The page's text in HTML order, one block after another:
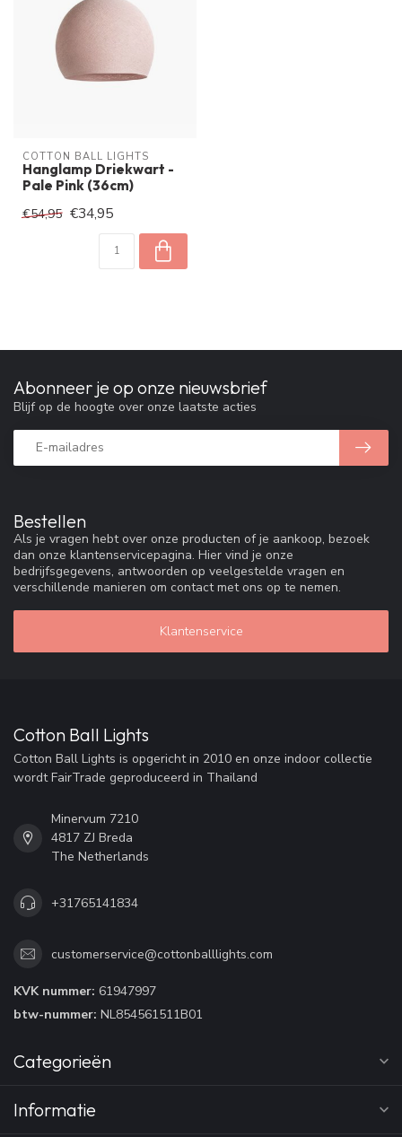
COTTON BALL LIGHTS
Hanglamp Driekwart -
Pale Pink (36cm)
€54,95 €34,95
Bestellen
Als je vragen hebt over onze producten of je aankoop, bezoek
dan onze klantenservicepagina. Hier vind je onze
bedrijfsgegevens, antwoorden op veelgestelde vragen en
verschillende manieren om contact met ons op te nemen.
Klantenservice
Abonneer je op onze nieuwsbrief
Blijf op de hoogte over onze laatste acties
Cotton Ball Lights
Cotton Ball Lights is opgericht in 2010 en onze indoor collectie
wordt FairTrade geproduceerd in Thailand
Minervum 7210
4817 ZJ Breda
The Netherlands
+31765141834
customerservice@cottonballlights.com
KVK nummer: 61947997
btw-nummer: NL854561511B01
Categorieën
Informatie